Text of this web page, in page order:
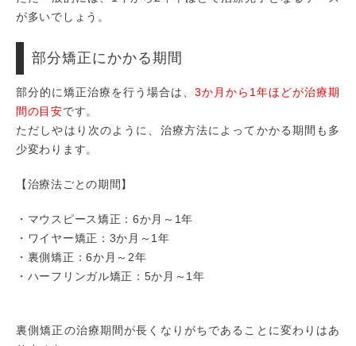
が多いでしょう。
部分矯正にかかる期間
部分的に矯正治療を行う場合は、3か月から1年ほどが治療期
間の目安です。
ただしやはり次のように、治療方法によってかかる期間も多
少変わります。
【治療法ごとの期間】
・マウスピース矯正：6か月～1年
・ワイヤー矯正：3か月～1年
・裏側矯正：6か月～2年
・ハーフリンガル矯正：5か月～1年
裏側矯正の治療期間が長くなりがちであることに変わりはあ